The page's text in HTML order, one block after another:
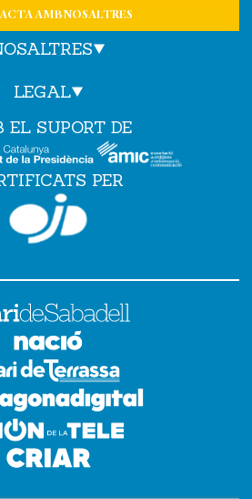
AMB NOSALTRES
LEGAL
EL SUPORT DE
PER